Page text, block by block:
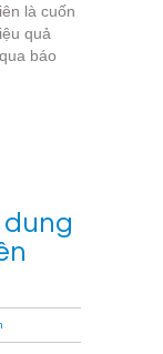
là cuốn
quả
báo